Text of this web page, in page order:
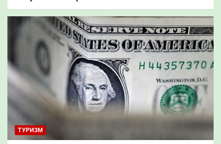
ТУРИЗМ